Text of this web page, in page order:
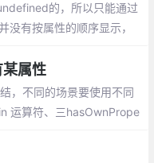
的，所以只能通过
有按属性的顺序显示，
属性
，不同的场景要使用不同
运算符、三hasOwnPrope